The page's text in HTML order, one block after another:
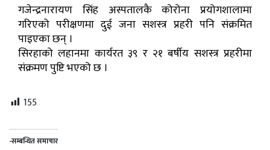
गजेन्द्रनारायण सिंह अस्पतालकै कोरोना प्रयोगशालामा
गरिएको परीक्षणमा दुई जना सशस्त्र प्रहरी पनि संक्रमित
पाइएका छन् ।
सिरहाको लहानमा कार्यरत ३९ र २१ बर्षीय सशस्त्र प्रहरीमा
संक्रमण पुष्टि भएको छ ।
155
-सम्बन्धित समाचार